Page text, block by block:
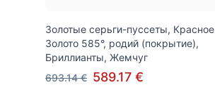
Золотые серьги-пуссеты, Красное
Золото 585°, родий (покрытие),
Бриллианты, Жемчуг
693.14 € 589.17 €